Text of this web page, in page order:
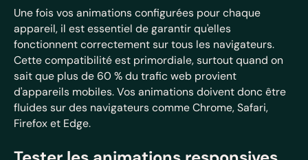
Une fois vos animations configurées pour chaque
appareil, il est essentiel de garantir qu'elles
fonctionnent correctement sur tous les navigateurs.
Cette compatibilité est primordiale, surtout quand on
sait que plus de 60 % du trafic web provient
d'appareils mobiles. Vos animations doivent donc être
fluides sur des navigateurs comme Chrome, Safari,
Firefox et Edge.